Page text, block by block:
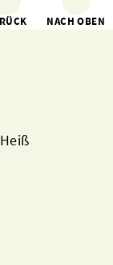
NACH OBEN